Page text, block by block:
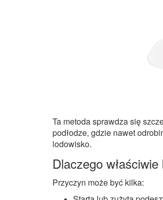
Ta metoda sprawdza się
podłodze, gdzie nawet
lodowisko.
Dlaczego
Przyczyn może być kilka: